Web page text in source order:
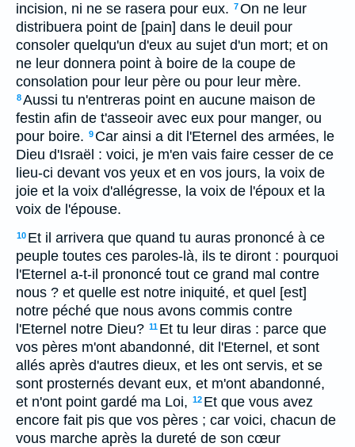
incision, ni ne se rasera pour eux. 7On ne leur
distribuera point de [pain] dans le deuil pour
consoler quelqu'un d'eux au sujet d'un mort; et on
ne leur donnera point à boire de la coupe de
consolation pour leur père ou pour leur mère.
8Aussi tu n'entreras point en aucune maison de
festin afin de t'asseoir avec eux pour manger, ou
pour boire. 9 Car ainsi a dit l'Eternel des armées, le
Dieu d'Israël : voici, je m'en vais faire cesser de ce
lieu-ci devant vos yeux et en vos jours, la voix de
joie et la voix d'allégresse, la voix de l'époux et la
voix de l'épouse.
10 Et il arrivera que quand tu auras prononcé à ce
peuple toutes ces paroles-là, ils te diront : pourquoi
l'Eternel a-t-il prononcé tout ce grand mal contre
nous ? et quelle est notre iniquité, et quel [est]
notre péché que nous avons commis contre
l'Eternel notre Dieu? 11 Et tu leur diras : parce que
vos pères m'ont abandonné, dit l'Eternel, et sont
allés après d'autres dieux, et les ont servis, et se
sont prosternés devant eux, et m'ont abandonné,
et n'ont point gardé ma Loi, 12 Et que vous avez
encore fait pis que vos pères ; car voici, chacun de
vous marche après la dureté de son cœur